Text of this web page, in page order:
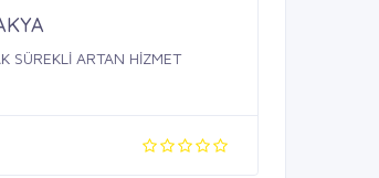
SÜREKLİ ARTAN HİZMET